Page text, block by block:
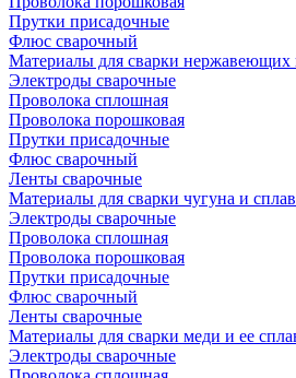
Прутки присадочные
Флюс сварочный
Материалы для сварки нержавеющих
Электроды сварочные
Проволока сплошная
Проволока порошковая
Прутки присадочные
Флюс сварочный
Ленты сварочные
Материалы для сварки чугуна и
Электроды сварочные
Проволока сплошная
Проволока порошковая
Прутки присадочные
Флюс сварочный
Ленты сварочные
Материалы для сварки меди и ее
Электроды сварочные